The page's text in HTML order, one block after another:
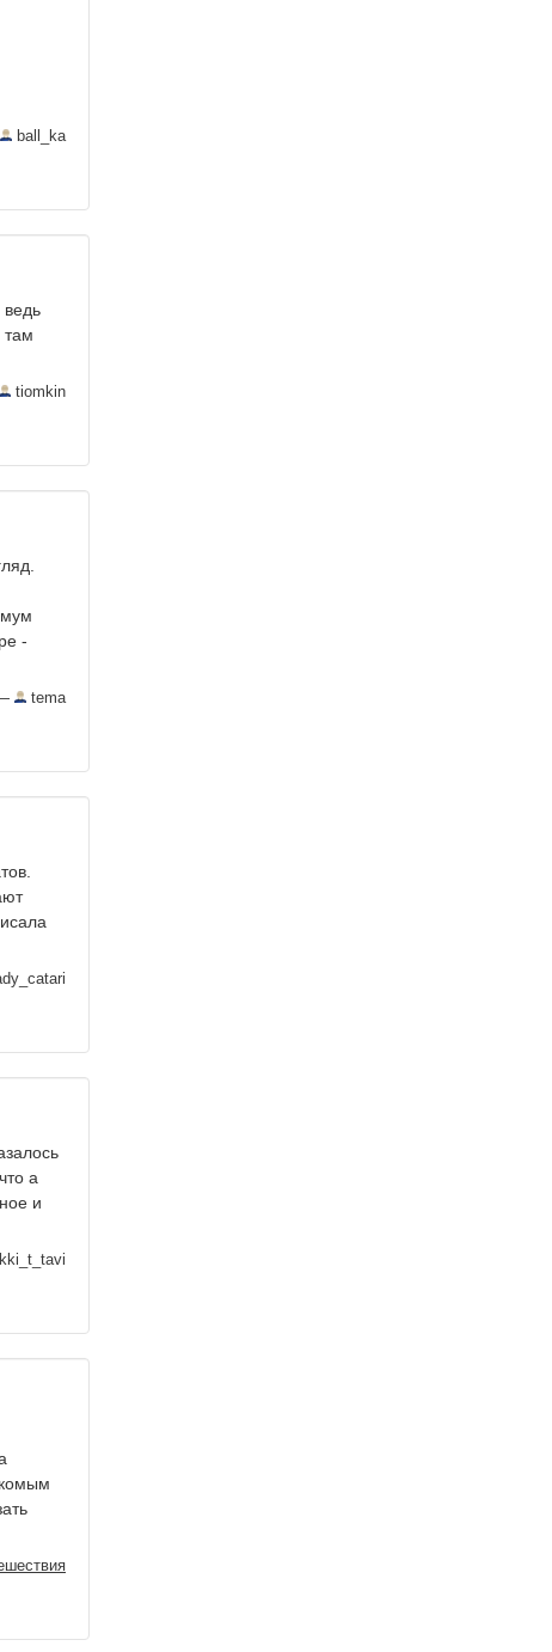
ball_ka
там
tiomkin
-
tema
а
и